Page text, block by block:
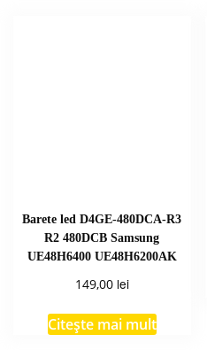
Barete led D4GE-480DCA-R3
R2 480DCB Samsung
UE48H6400 UE48H6200AK
149,00 lei
Citește mai mult